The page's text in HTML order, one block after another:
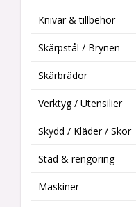
Knivar & tillbehör
Skärpstål / Brynen
Skärbrädor
Verktyg / Utensilier
Skydd / Kläder / Skor
Städ & rengöring
Maskiner